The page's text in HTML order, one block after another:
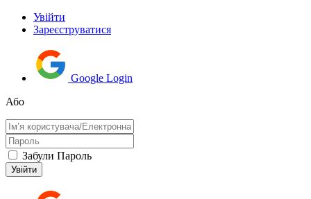
Увійти
Зареєструватися
Google Login
Або
Забули Пароль